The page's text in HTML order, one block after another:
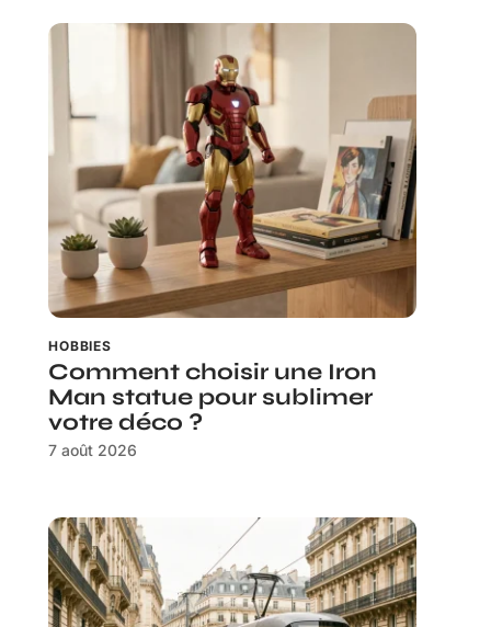
HOBBIES
Comment choisir une Iron
Man statue pour sublimer
votre déco ?
7 août 2026